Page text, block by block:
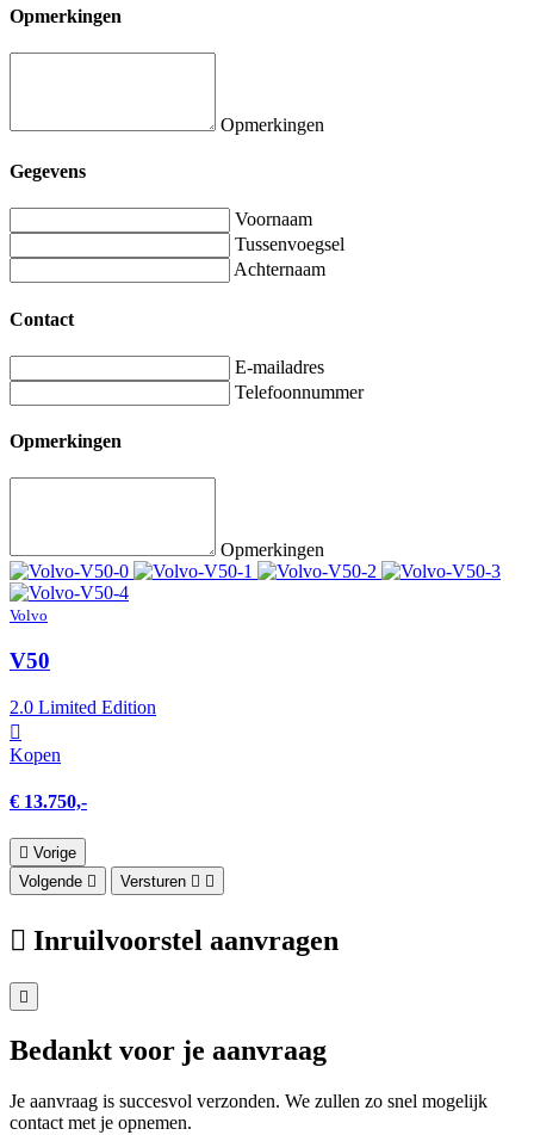
Opmerkingen
Opmerkingen
Gegevens
Voornaam
Tussenvoegsel
Achternaam
Contact
E-mailadres
Telefoonnummer
Opmerkingen
Opmerkingen
Volvo
V50
2.0 Limited Edition
Kopen
€ 13.750,-
Vorige
Volgende
Versturen
Inruilvoorstel aanvragen
Bedankt voor je aanvraag
Je aanvraag is succesvol verzonden. We zullen zo snel mogelijk
contact met je opnemen.